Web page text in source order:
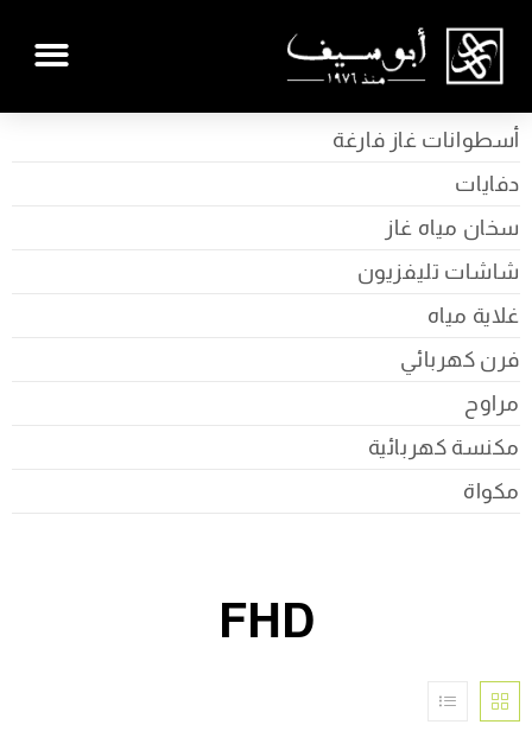
أسطوانات غاز فارغة
دفايات
سخان مياه غاز
شاشات تليفزيون
غلاية مياه
فرن كهربائي
مراوح
مكنسة كهربائية
مكواة
FHD